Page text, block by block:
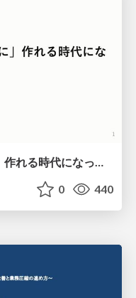
生成AIで帳票OCRが「簡単に」作れる時代になった？
0 440